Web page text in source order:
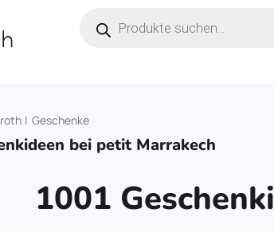
Geschenke
bei petit Marrakech
1001